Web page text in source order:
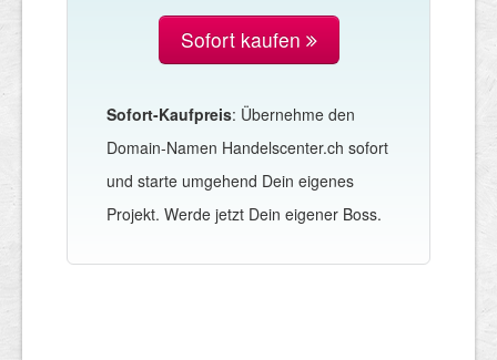
Sofort kaufen
Sofort-Kaufpreis: Übernehme den
Domain-Namen Handelscenter.ch sofort
und starte umgehend Dein eigenes
Projekt. Werde jetzt Dein eigener Boss.